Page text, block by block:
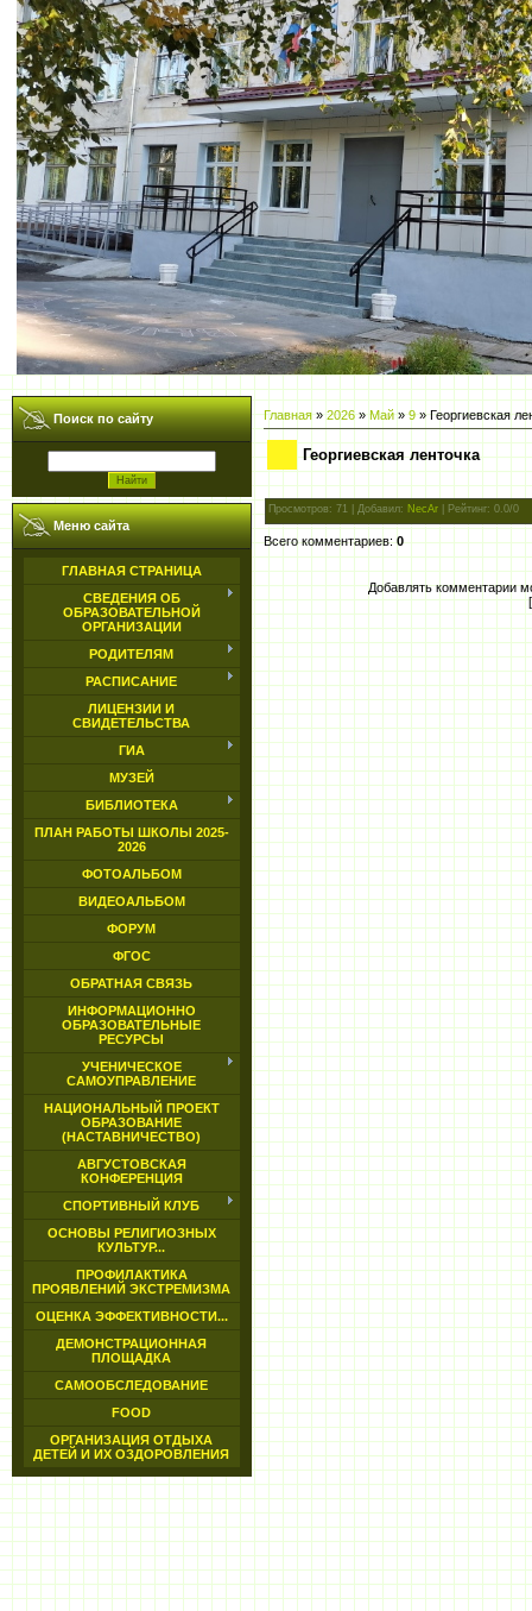
Поиск по сайту
Меню сайта
ГЛАВНАЯ СТРАНИЦА
СВЕДЕНИЯ ОБ
ОБРАЗОВАТЕЛЬНОЙ
ОРГАНИЗАЦИИ
РОДИТЕЛЯМ
РАСПИСАНИЕ
ЛИЦЕНЗИИ И
СВИДЕТЕЛЬСТВА
ГИА
МУЗЕЙ
БИБЛИОТЕКА
ПЛАН РАБОТЫ ШКОЛЫ 2025-
2026
ФОТОАЛЬБОМ
ВИДЕОАЛЬБОМ
ФОРУМ
ФГОС
ОБРАТНАЯ СВЯЗЬ
ИНФОРМАЦИОННО
ОБРАЗОВАТЕЛЬНЫЕ
РЕСУРСЫ
УЧЕНИЧЕСКОЕ
САМОУПРАВЛЕНИЕ
НАЦИОНАЛЬНЫЙ ПРОЕКТ
ОБРАЗОВАНИЕ
(НАСТАВНИЧЕСТВО)
АВГУСТОВСКАЯ
КОНФЕРЕНЦИЯ
СПОРТИВНЫЙ КЛУБ
ОСНОВЫ РЕЛИГИОЗНЫХ
КУЛЬТУР...
ПРОФИЛАКТИКА
ПРОЯВЛЕНИЙ ЭКСТРЕМИЗМА
ОЦЕНКА ЭФФЕКТИВНОСТИ...
ДЕМОНСТРАЦИОННАЯ
ПЛОЩАДКА
САМООБСЛЕДОВАНИЕ
FOOD
ОРГАНИЗАЦИЯ ОТДЫХА
ДЕТЕЙ И ИХ ОЗДОРОВЛЕНИЯ
Главная»2026 » Май » 9» Георгиевская
Георгиевская ленточка
Просмотров: 71 | Добавил: NecAr Рейтинг: 0.0/0
Всего комментариев:0
Добавлять комментарии